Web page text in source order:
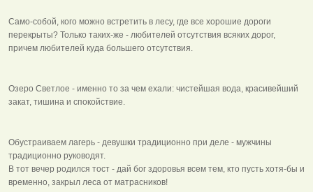
Само-собой, кого можно встретить в лесу, где все хорошие дороги
перекрыты? Только таких-же - любителей отсутствия всяких дорог,
причем любителей куда большего отсутствия.
Озеро Светлое - именно то за чем ехали: чистейшая вода, красивейший
закат, тишина и спокойствие.
Обустраиваем лагерь - девушки традиционно при деле - мужчины
традиционно руководят.
В тот вечер родился тост - дай бог здоровья всем тем, кто пусть хотя-бы и
временно, закрыл леса от матрасников!